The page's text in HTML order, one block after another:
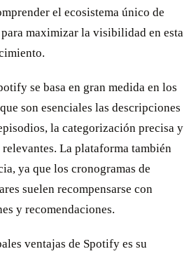
el ecosistema único de
maximizar la visibilidad en esta
se basa en gran medida en los
son esenciales las descripciones
la categorización precisa y
La plataforma también
ya que los cronogramas de
suelen recompensarse con
y recomendaciones.
ventajas de Spotify es su